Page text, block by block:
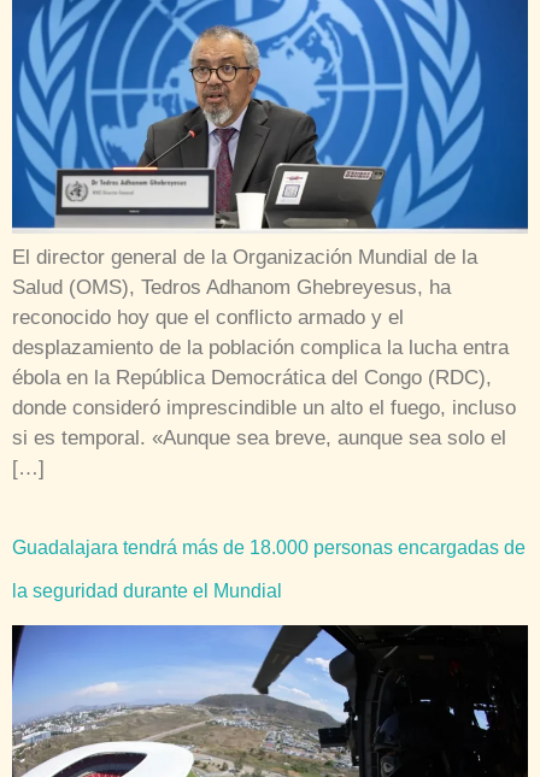
El director general de la Organización Mundial de la
Salud (OMS), Tedros Adhanom Ghebreyesus, ha
reconocido hoy que el conflicto armado y el
desplazamiento de la población complica la lucha entra
ébola en la República Democrática del Congo (RDC),
donde consideró imprescindible un alto el fuego, incluso
si es temporal. «Aunque sea breve, aunque sea solo el
[…]
Guadalajara tendrá más de 18.000 personas encargadas de
la seguridad durante el Mundial